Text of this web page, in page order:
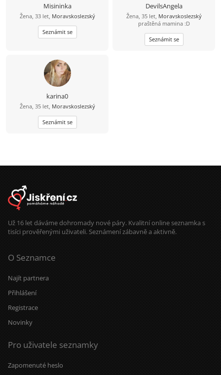
Misininka
Žena, 33 let, Moravskoslezský
Seznámit se
DevilsAngela
Žena, 35 let, Moravskoslezský
praštěná mamina :D
Seznámit se
karina0
Žena, 35 let, Moravskoslezský
Seznámit se
Už 16 let dáváme dohromady nové páry. Kvalitní online seznamka s
tisíci prověřenými uživateli. Seznámení zábavně a aktivně.
O Seznamce
Najít partnera
Přihlášení
Registrace
Novinky
Pro uživatele seznamky
Zapomenuté heslo